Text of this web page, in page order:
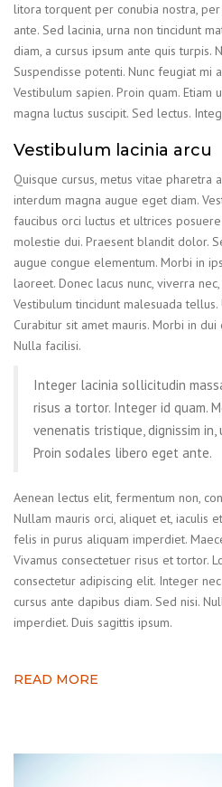
litora torquent per conubia nostra,
ante. Sed lacinia, urna non tincidunt
diam, a cursus ipsum ante quis turpis.
Suspendisse potenti. Nunc feugiat mi
Vestibulum sapien. Proin quam. Etiam
magna luctus suscipit. Sed lectus.
Vestibulum lacinia arcu
Quisque cursus, metus vitae pharetra
interdum magna augue eget diam.
faucibus orci luctus et ultrices
molestie dui. Praesent blandit dolor.
augue congue elementum. Morbi in
laoreet. Donec lacus nunc, viverra
Vestibulum tincidunt malesuada
Curabitur sit amet mauris. Morbi in
Nulla facilisi.
Integer lacinia sollicitudin
risus a tortor. Integer id quam.
venenatis tristique, dignissim
Proin sodales libero eget ante.
Aenean lectus elit, fermentum non,
Nullam mauris orci, aliquet et, iaculis
felis in purus aliquam imperdiet.
Vivamus consectetuer risus et tortor.
consectetur adipiscing elit. Integer
cursus ante dapibus diam. Sed nisi.
imperdiet. Duis sagittis ipsum.
READ MORE